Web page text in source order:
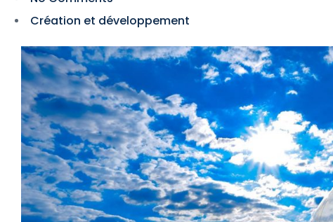
Création et développement